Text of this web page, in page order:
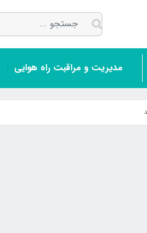
مدیریت و مراقبت راه هوایی